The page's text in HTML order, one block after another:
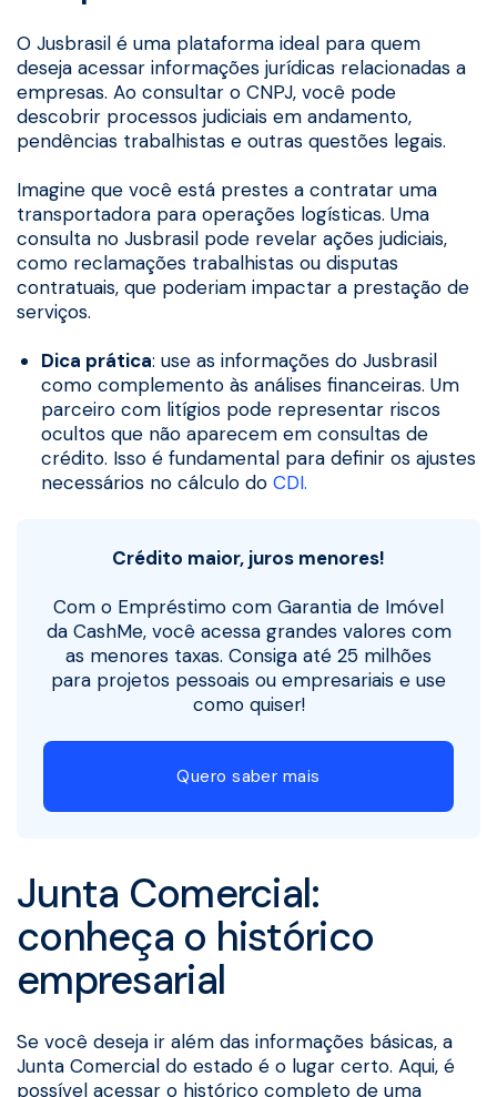
O Jusbrasil é uma plataforma ideal para quem
deseja acessar informações jurídicas relacionadas a
empresas. Ao consultar o CNPJ, você pode
descobrir processos judiciais em andamento,
pendências trabalhistas e outras questões legais.
Imagine que você está prestes a contratar uma
transportadora para operações logísticas. Uma
consulta no Jusbrasil pode revelar ações judiciais,
como reclamações trabalhistas ou disputas
contratuais, que poderiam impactar a prestação de
serviços.
Dica prática: use as informações do Jusbrasil
como complemento às análises financeiras. Um
parceiro com litígios pode representar riscos
ocultos que não aparecem em consultas de
crédito. Isso é fundamental para definir os ajustes
necessários no cálculo doCDI.
Crédito maior, juros menores!
Com o Empréstimo com Garantia de Imóvel
da CashMe, você acessa grandes valores com
as menores taxas. Consiga até 25 milhões
para projetos pessoais ou empresariais e use
como quiser!
Quero saber mais
Junta Comercial:
conheça o histórico
empresarial
Se você deseja ir além das informações básicas, a
Junta Comercial do estado é o lugar certo. Aqui, é
possível acessar o histórico completo de uma